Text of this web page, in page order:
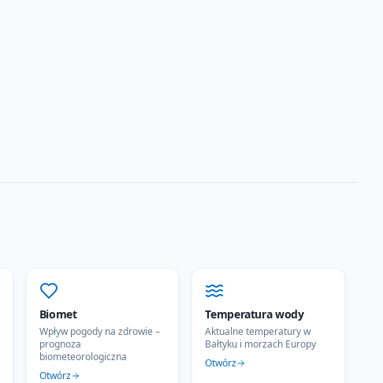
Biomet
Wpływ pogody na zdrowie –
prognoza
biometeorologiczna
Otwórz
Temperatura wody
Aktualne temperatury w
Bałtyku i morzach Europy
Otwórz